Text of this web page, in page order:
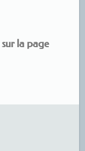
sur la page